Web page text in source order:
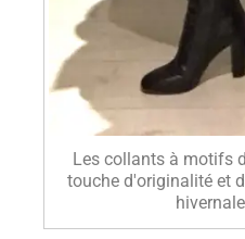
Les collants à motifs
touche d'originalité et